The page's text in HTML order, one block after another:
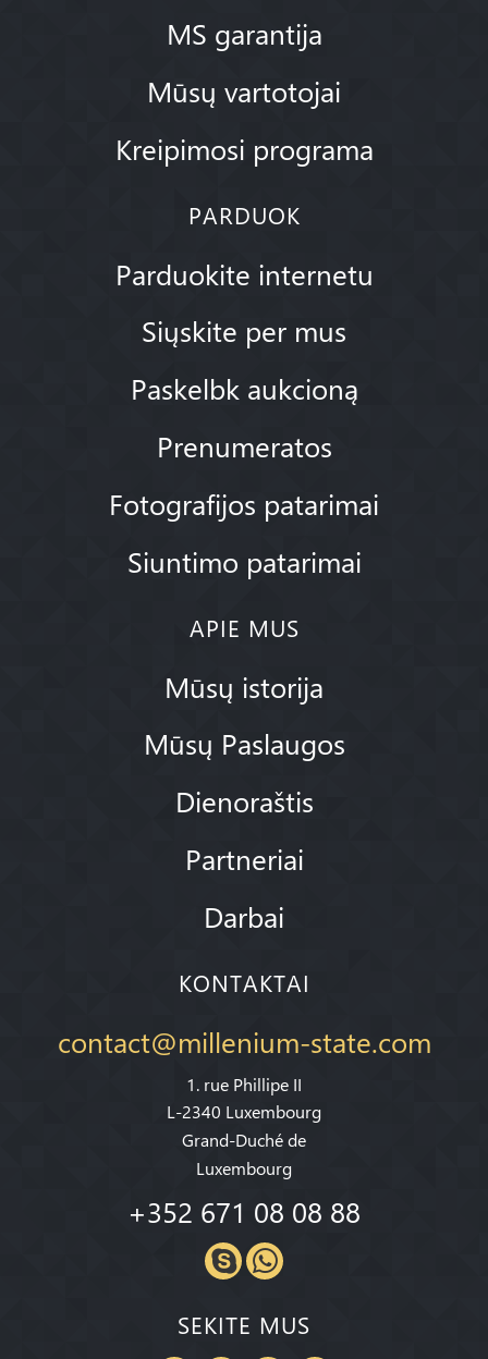
MS garantija
Mūsų vartotojai
Kreipimosi programa
PARDUOK
Parduokite internetu
Siųskite per mus
Paskelbk aukcioną
Prenumeratos
Fotografijos patarimai
Siuntimo patarimai
APIE MUS
Mūsų istorija
Mūsų Paslaugos
Dienoraštis
Partneriai
Darbai
KONTAKTAI
contact@millenium-state.com
1. rue Phillipe II
L-2340 Luxembourg
Grand-Duché de
Luxembourg
+352 671 08 08 88
SEKITE MUS